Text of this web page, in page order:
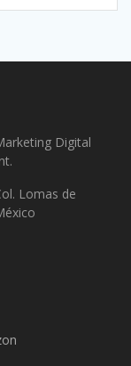
Digital
Lomas de